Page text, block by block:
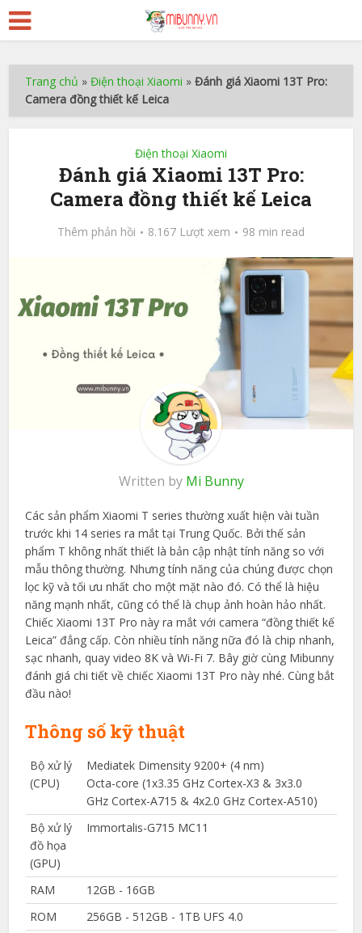
Trang chủ »Điện thoại Xiaomi »Đánh giá Xiaomi 13T Pro:
Camera đồng thiết kế Leica
Điện thoại Xiaomi
Đánh giá Xiaomi 13T Pro:
Camera đồng thiết kế Leica
Thêm phản hồi 8.167 Lượt xem 98 min read
Written by Mi Bunny
Các sản phẩm Xiaomi T series thường xuất hiện vài tuần
trước khi 14 series ra mắt tại Trung Quốc. Bởi thế sản
phẩm T không nhất thiết là bản cập nhật tính năng so với
mẫu thông thường. Nhưng tính năng của chúng được chọn
lọc kỹ và tối ưu nhất cho một mặt nào đó. Có thể là hiệu
năng mạnh nhất, cũng có thể là chụp ảnh hoàn hảo nhất.
Chiếc Xiaomi 13T Pro này ra mắt với camera “đồng thiết kế
Leica” đẳng cấp. Còn nhiều tính năng nữa đó là chip nhanh,
sạc nhanh, quay video 8K và Wi-Fi 7. Bây giờ cùng Mibunny
đánh giá chi tiết về chiếc Xiaomi 13T Pro này nhé. Cùng bắt
đầu nào!
Thông số kỹ thuật
Bộ xử lý
(CPU)
Mediatek Dimensity 9200+ (4 nm)
Octa-core (1x3.35 GHz Cortex-X3 & 3x3.0
GHz Cortex-A715 & 4x2.0 GHz Cortex-A510)
Bộ xử lý
đồ họa
(GPU)
Immortalis-G715 MC11
RAM
12GB - 16GB
ROM
256GB - 512GB - 1TB UFS 4.0